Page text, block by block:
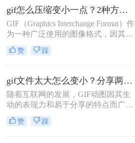
提高加载效率。那么如何压缩gif呢？
本文将介绍三种压缩GIF的方法。
gif怎么压缩变小一点？2种方法帮你轻松压缩
GIF（Graphics Interchange Format）作
为一种广泛使用的图像格式，因其支
持动画和透明背景而深受欢迎。然
而，GIF文件往往因为包含大量颜色
影响网页加载速度或在社交媒体上分
享时的用户体验。那么gif怎么压缩变
小一点呢？本文将介绍两种实用的
GIF压缩方法，帮助你将GIF文件变
小，同时尽量保持图像质量。
赞 踩
gif文件太大怎么变小？分享两种方法详解！
随着互联网的发展，GIF动图因其生
动的表现力和易于分享的特点而广受
欢迎。然而，较大的GIF文件不仅占
用大量存储空间，还会拖慢网页加载
赞 踩